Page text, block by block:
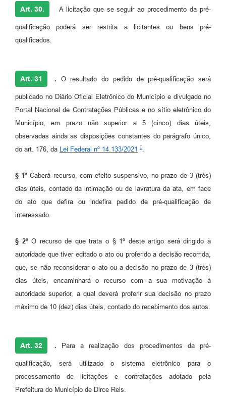
Art. 30. A licitação que se seguir ao procedimento da pré-
qualificação poderá ser restrita a licitantes ou bens pré-
qualificados.
Art. 31 . O resultado do pedido de pré-qualificação será
publicado no Diário Oficial Eletrônico do Município e divulgado no
Portal Nacional de Contratações Públicas e no sítio eletrônico do
Município, em prazo não superior a 5 (cinco) dias úteis,
observadas ainda as disposições constantes do parágrafo único,
do art. 176, da
Lei Federal nº 14.133/2021
§ 1º Caberá recurso, com efeito suspensivo, no prazo de 3 (três)
dias úteis, contado da intimação ou de lavratura da ata, em face
do ato que defira ou indefira pedido de pré-qualificação de
interessado.
§ 2ºO recurso de que trata o § 1º deste artigo será dirigido à
autoridade que tiver editado o ato ou proferido a decisão recorrida,
que, se não reconsiderar o ato ou a decisão no prazo de 3 (três)
dias úteis, encaminhará o recurso com a sua motivação à
autoridade superior, a qual deverá proferir sua decisão no prazo
máximo de 10 (dez) dias úteis, contado do recebimento dos autos.
Art. 32 . Para a realização dos procedimentos da pré-
qualificação, será utilizado o sistema eletrônico para o
processamento de licitações e contratações adotado pela
Prefeitura do Município de Dirce Reis.